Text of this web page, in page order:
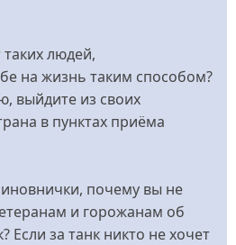
людей,
на жизнь таким способом?
выйдите из своих
в пунктах приёма
почему вы не
и горожанам об
Если за танк никто не хочет